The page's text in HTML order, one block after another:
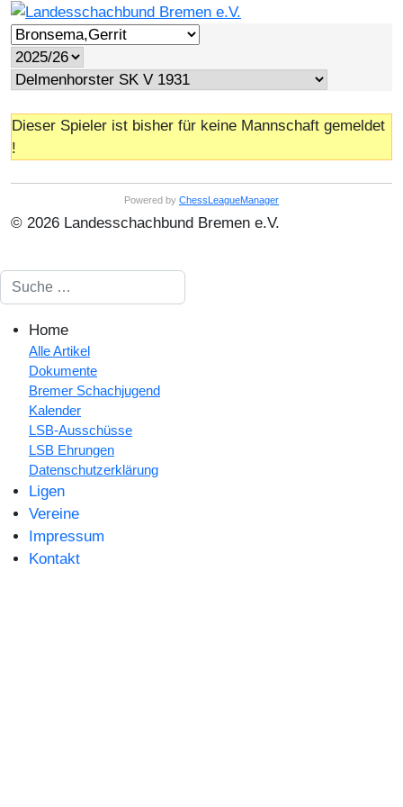
Dieser Spieler ist bisher für keine Mannschaft gemeldet
!
Powered by ChessLeagueManager
© 2026 Landesschachbund Bremen e.V.
Suchen
Home
Alle Artikel
Dokumente
Bremer Schachjugend
Kalender
LSB-Ausschüsse
LSB Ehrungen
Datenschutzerklärung
Ligen
Vereine
Impressum
Kontakt